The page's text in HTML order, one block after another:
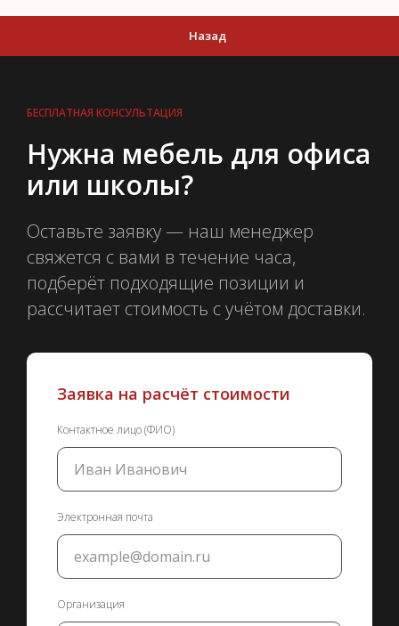
Назад
БЕСПЛАТНАЯ КОНСУЛЬТАЦИЯ
Нужна мебель для офиса
или школы?
Оставьте заявку — наш менеджер
свяжется с вами в течение часа,
подберёт подходящие позиции и
рассчитает стоимость с учётом доставки.
Заявка на расчёт стоимости
Контактное лицо (ФИО)
Электронная почта
Организация